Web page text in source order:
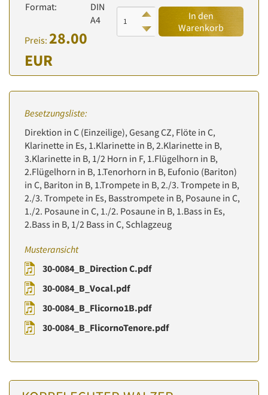
Format:
DIN
A4
Preis: 28.00
EUR
In den
Warenkorb
Besetzungsliste:
Direktion in C (Einzeilige), Gesang CZ, Flöte in C,
Klarinette in Es, 1.Klarinette in B, 2.Klarinette in B,
3.Klarinette in B, 1/2 Horn in F, 1.Flügelhorn in B,
2.Flügelhorn in B, 1.Tenorhorn in B, Eufonio (Bariton)
in C, Bariton in B, 1.Trompete in B, 2./3. Trompete in B,
2./3. Trompete in Es, Basstrompete in B, Posaune in C,
1./2. Posaune in C, 1./2. Posaune in B, 1.Bass in Es,
2.Bass in B, 1/2 Bass in C, Schlagzeug
Musteransicht
30-0084_B_Direction C.pdf
30-0084_B_Vocal.pdf
30-0084_B_Flicorno1B.pdf
30-0084_B_FlicornoTenore.pdf